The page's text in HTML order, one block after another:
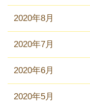
2020年8月
2020年7月
2020年6月
2020年5月